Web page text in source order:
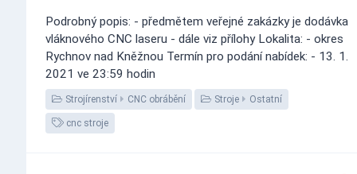
Podrobný popis: - předmětem veřejné zakázky je dodávka
vláknového CNC laseru - dále viz přílohy Lokalita: - okres
Rychnov nad Kněžnou Termín pro podání nabídek: - 13. 1.
2021 ve 23:59 hodin
Strojírenství CNC obrábění Stroje Ostatní
cnc stroje